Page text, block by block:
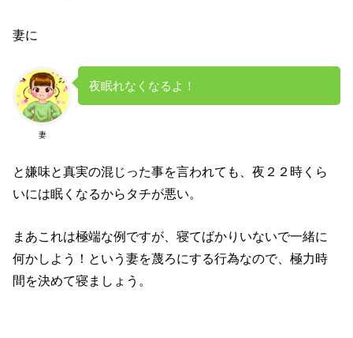
妻に
妻
夜眠れなくなるよ！
と嫌味と真実の混じった事を言われても、夜２２時くら
いには眠くなるからタチが悪い。
まあこれは極端な例ですが、寝てばかりいないで一緒に
何かしよう！という妻を蔑ろにする行為なので、極力時
間を決めて寝ましょう。